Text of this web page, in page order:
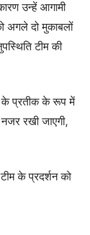
उन्हें आगामी
अगले दो मुकाबलों
टीम की
प्रतीक के रूप में
नजर रखी जाएगी,
के प्रदर्शन को